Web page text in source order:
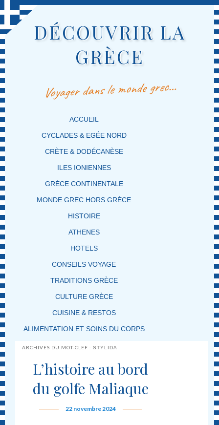
DÉCOUVRIR LA
GRÈCE
Voyager dans le monde grec…
MENU PRINCIPAL
MASQUER LA NAVIGATION PRINCIPALE
MASQUER LA NAVIGATION SECONDAIRE
ACCUEIL
CYCLADES & EGÉE NORD
CRÈTE & DODÉCANÈSE
ILES IONIENNES
GRÈCE CONTINENTALE
MONDE GREC HORS GRÈCE
HISTOIRE
ATHENES
HOTELS
CONSEILS VOYAGE
TRADITIONS GRÈCE
CULTURE GRÈCE
CUISINE & RESTOS
ALIMENTATION ET SOINS DU CORPS
ARCHIVES DU MOT-CLEF :STYLIDA
L’histoire au bord
du golfe Maliaque
22 novembre 2024